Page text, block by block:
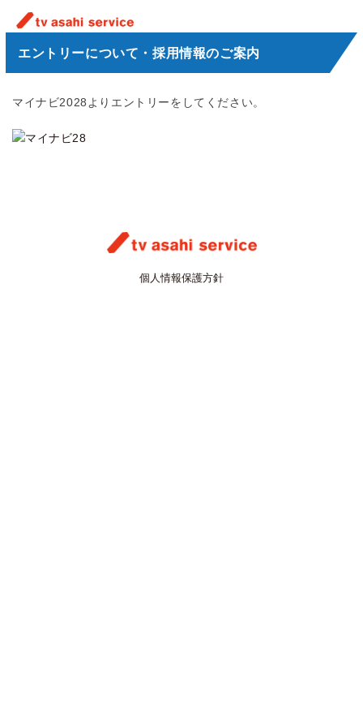
エントリーについて・採用情報のご案内
マイナビ2028よりエントリーをしてください。
個人情報保護方針